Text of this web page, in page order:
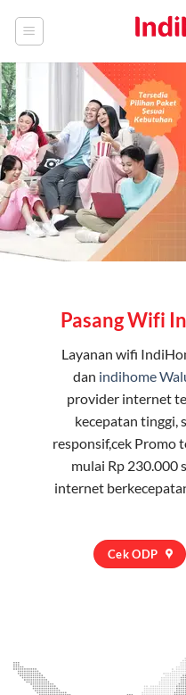
Pasang Wifi
Layanan wifi
dan indihome
provider internet
kecepatan tinggi,
responsif,cek Promo
mulai Rp 230.000
internet
Cek ODP